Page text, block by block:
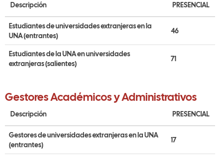
Descripción PRESENCIAL
Estudiantes de universidades extranjeras en la
UNA (entrantes)
46
Estudiantes de la UNA en universidades
extranjeras (salientes)
71
Gestores Académicos y Administrativos
Descripción PRESENCIAL
Gestores de universidades extranjeras en la UNA
(entrantes)
17